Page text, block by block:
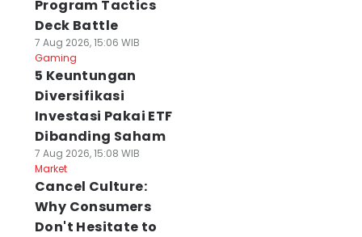
Program Tactics
Deck Battle
7 Aug 2026, 15:06 WIB
Gaming
5 Keuntungan
Diversifikasi
Investasi Pakai ETF
Dibanding Saham
7 Aug 2026, 15:08 WIB
Market
Cancel Culture:
Why Consumers
Don't Hesitate to